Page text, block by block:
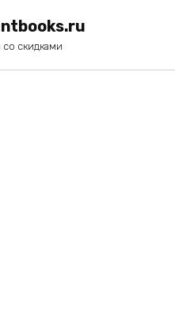
со скидками